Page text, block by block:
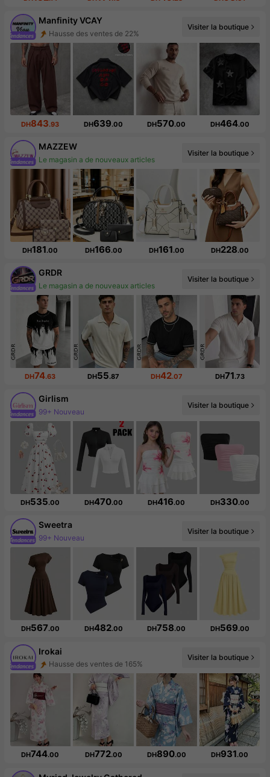
Manfinity VCAY
Hausse des ventes de 22%
Visiter la boutique
DH843.93 DH639.00 DH570.00 DH464.00
MAZZEW
Visiter la boutique
DH181.00 DH166.00 DH161.00 DH228.00
GRDR
173K abonné(e)(s)
Visiter la boutique
DH74.63 DH55.87 DH42.07 DH71.73
Girlism
Visiter la boutique
DH535.00 DH470.00 DH416.00 DH330.00
Sweetra
99+ Nouveau
1.5M abonné(e)(s)
Visiter la boutique
DH567.00 DH482.00 DH758.00 DH569.00
Irokai
Visiter la boutique
DH744.00 DH772.00 DH890.00 DH931.00